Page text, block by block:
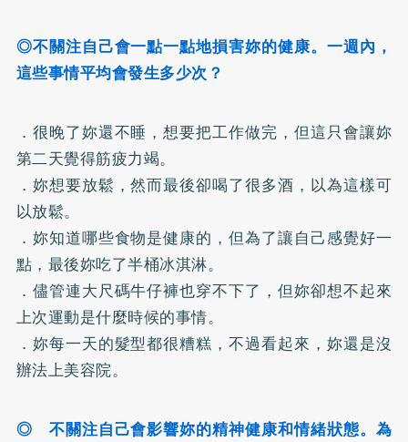
◎不關注自己會一點一點地損害妳的健康。一週內，
這些事情平均會發生多少次？
．很晚了妳還不睡，想要把工作做完，但這只會讓妳
第二天覺得筋疲力竭。
．妳想要放鬆，然而最後卻喝了很多酒，以為這樣可
以放鬆。
．妳知道哪些食物是健康的，但為了讓自己感覺好一
點，最後妳吃了半桶冰淇淋。
．儘管連大尺碼牛仔褲也穿不下了，但妳卻想不起來
上次運動是什麼時候的事情。
．妳每一天的髮型都很糟糕，不過看起來，妳還是沒
辦法上美容院。
◎ 不關注自己會影響妳的精神健康和情緒狀態。為